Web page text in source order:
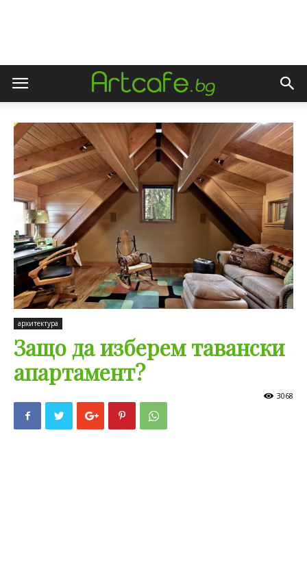
архитектура
Защо да изберем тавански
апартамент?
3068